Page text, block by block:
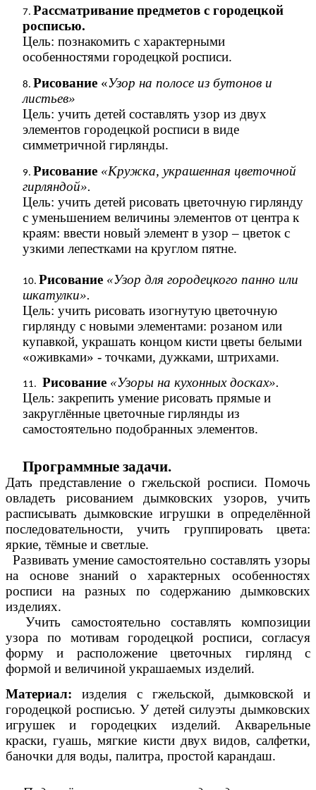
Рассматривание предметов с городецкой
росписью.
Цель: познакомить с характерными
особенностями городецкой росписи.
Рисование «Узор на полосе из бутонов и
листьев»
Цель: учить детей составлять узор из двух
элементов городецкой росписи в виде
симметричной гирлянды.
Рисование «Кружка, украшенная цветочной
гирляндой».
Цель: учить детей рисовать цветочную гирлянду
с уменьшением величины элементов от центра к
краям: ввести новый элемент в узор – цветок с
узкими лепестками на круглом пятне.
Рисование «Узор для городецкого панно или
шкатулки».
Цель: учить рисовать изогнутую цветочную
гирлянду с новыми элементами: розаном или
купавкой, украшать концом кисти цветы белыми
«оживками» - точками, дужками, штрихами.
Рисование «Узоры на кухонных досках».
Цель: закрепить умение рисовать прямые и
закруглённые цветочные гирлянды из
самостоятельно подобранных элементов.
Программные задачи.
Дать представление о гжельской росписи. Помочь
овладеть рисованием дымковских узоров, учить
расписывать дымковские игрушки в определённой
последовательности, учить группировать цвета:
яркие, тёмные и светлые.
Развивать умение самостоятельно составлять узоры
на основе знаний о характерных особенностях
росписи на разных по содержанию дымковских
изделиях.
Учить самостоятельно составлять композиции
узора по мотивам городецкой росписи, согласуя
форму и расположение цветочных гирлянд с
формой и величиной украшаемых изделий.
Материал: изделия с гжельской, дымковской и
городецкой росписью. У детей силуэты дымковских
игрушек и городецких изделий. Акварельные
краски, гуашь, мягкие кисти двух видов, салфетки,
баночки для воды, палитра, простой карандаш.